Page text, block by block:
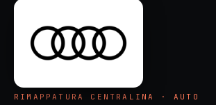
RIMAPPATURA CENTRALINA · AUTO